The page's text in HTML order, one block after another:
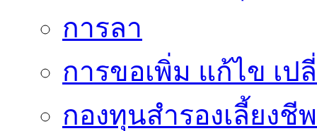
การลา
การขอเพิ่ม แก้ไข เ
กองทุนสำรองเลี้ยงชีพ